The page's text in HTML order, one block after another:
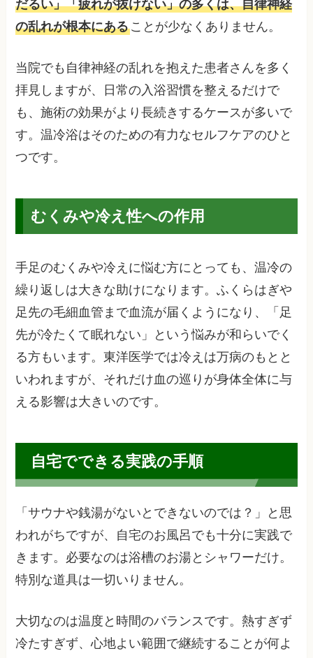
だるい」「疲れが抜けない」の多くは、自律神経
の乱れが根本にあることが少なくありません。
当院でも自律神経の乱れを抱えた患者さんを多く
拝見しますが、日常の入浴習慣を整えるだけで
も、施術の効果がより長続きするケースが多いで
す。温冷浴はそのための有力なセルフケアのひと
つです。
むくみや冷え性への作用
手足のむくみや冷えに悩む方にとっても、温冷の
繰り返しは大きな助けになります。ふくらはぎや
足先の毛細血管まで血流が届くようになり、「足
先が冷たくて眠れない」という悩みが和らいでく
る方もいます。東洋医学では冷えは万病のもとと
いわれますが、それだけ血の巡りが身体全体に与
える影響は大きいのです。
自宅でできる実践の手順
「サウナや銭湯がないとできないのでは？」と思
われがちですが、自宅のお風呂でも十分に実践で
きます。必要なのは浴槽のお湯とシャワーだけ。
特別な道具は一切いりません。
大切なのは温度と時間のバランスです。熱すぎず
冷たすぎず、心地よい範囲で継続することが何よ